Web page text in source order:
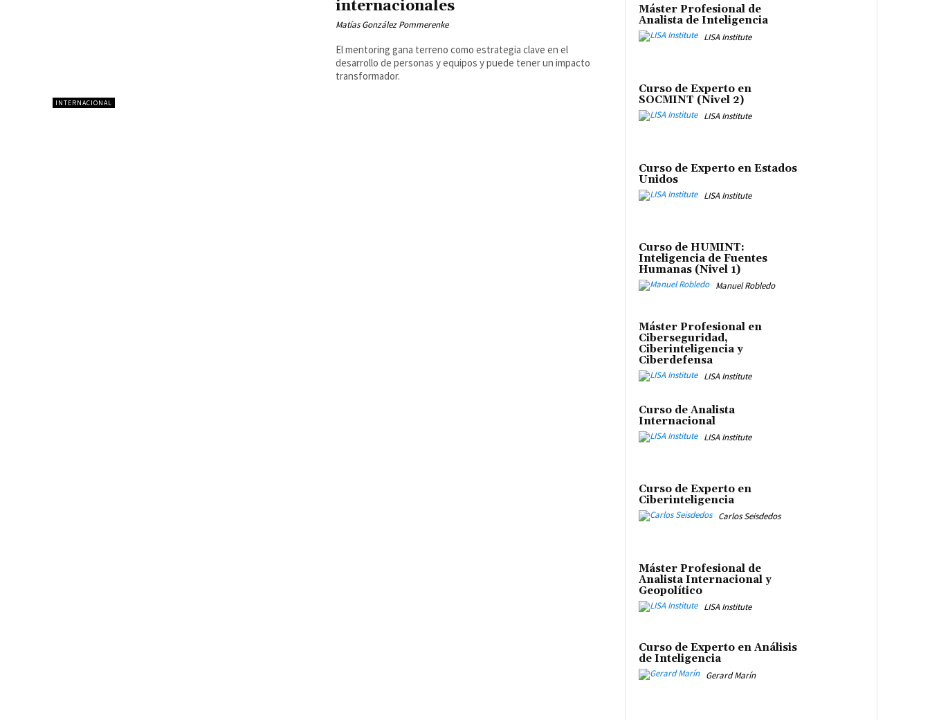
INTERNACIONAL
internacionales
Matías González Pommerenke
El mentoring gana terreno como estrategia clave en el
desarrollo de personas y equipos y puede tener un impacto
transformador.
Máster Profesional de
Analista de Inteligencia
LISA Institute
Curso de Experto en
SOCMINT (Nivel 2)
LISA Institute
Curso de Experto en Estados
Unidos
LISA Institute
Curso de HUMINT:
Inteligencia de Fuentes
Humanas (Nivel 1)
Manuel Robledo
Máster Profesional en
Ciberseguridad,
Ciberinteligencia y
Ciberdefensa
LISA Institute
Curso de Analista
Internacional
LISA Institute
Curso de Experto en
Ciberinteligencia
Carlos Seisdedos
Máster Profesional de
Analista Internacional y
Geopolítico
LISA Institute
Curso de Experto en Análisis
de Inteligencia
Gerard Marín